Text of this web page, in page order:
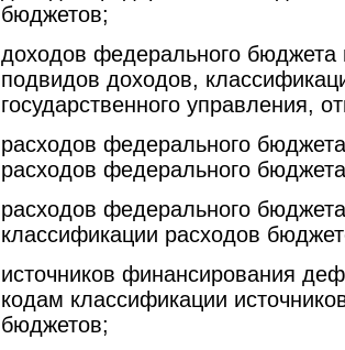
бюджетов;
доходов федерального
подвидов доходов,
государственного управления,
расходов федерального
расходов федерального
расходов федерального
классификации расходов
источников финансирования
кодам классификации
бюджетов;